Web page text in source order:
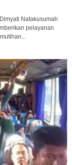
Natakusumah
pelayanan